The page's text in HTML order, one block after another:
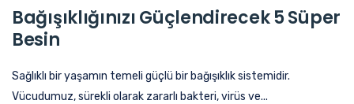
Bağışıklığınızı Güçlendirecek 5 Süper
Besin
Sağlıklı bir yaşamın temeli güçlü bir bağışıklık sistemidir.
Vücudumuz, sürekli olarak zararlı bakteri, virüs ve...